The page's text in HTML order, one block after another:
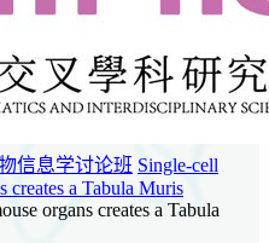
信息学讨论班 Single-cell
creates a Tabula Muris
organs creates a Tabula